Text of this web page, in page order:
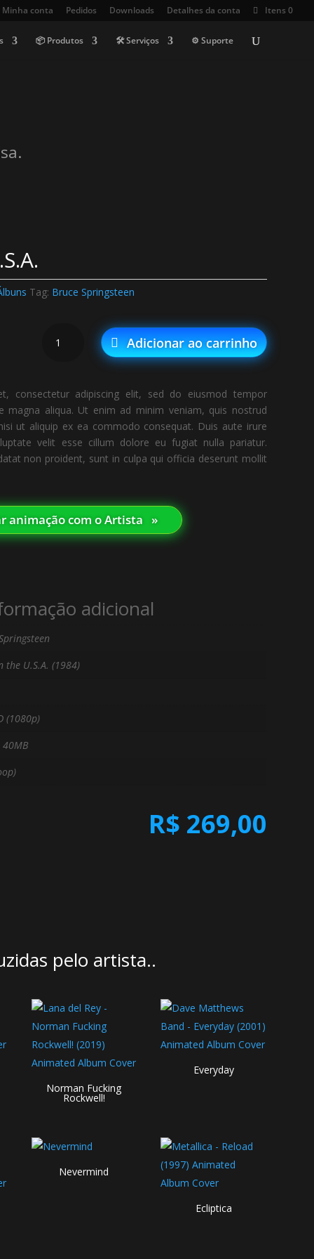
Minha conta Pedidos Downloads Detalhes da conta Itens 0
📦 Produtos 🛠️ Serviços ⚙️ Suporte
Tag: Bruce Springsteen
quantidade
Adicionar ao carrinho
consectetur adipiscing elit, sed do eiusmod tempor
magna aliqua. Ut enim ad minim veniam, quis nostrud
ut aliquip ex ea commodo consequat. Duis aute irure
velit esse cillum dolore eu fugiat nulla pariatur.
non proident, sunt in culpa qui officia deserunt mollit
animação com o Artista⠀»
adicional
the U.S.A. (1984)
(1080p)
R$ 269,00
pelo artista..
Norman Fucking
Rockwell!
Everyday
Nevermind
Ecliptica